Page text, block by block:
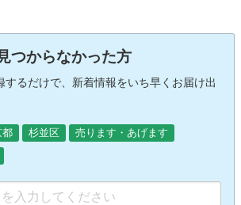
つからなかった方
するだけで、新着情報をいち早くお届け出
都 杉並区
売ります・あげます